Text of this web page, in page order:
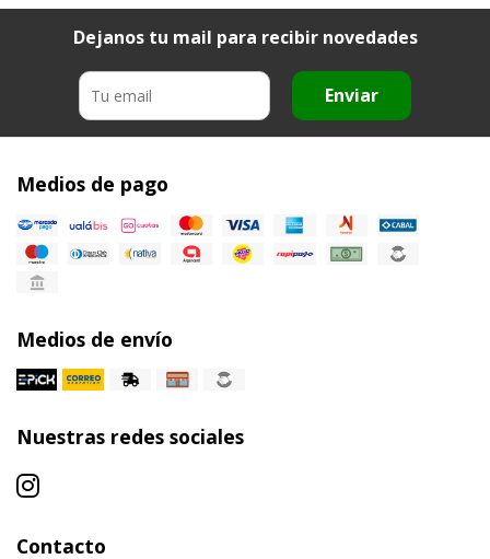
Dejanos tu mail para recibir novedades
Enviar
Medios de pago
Medios de envío
Nuestras redes sociales
Contacto